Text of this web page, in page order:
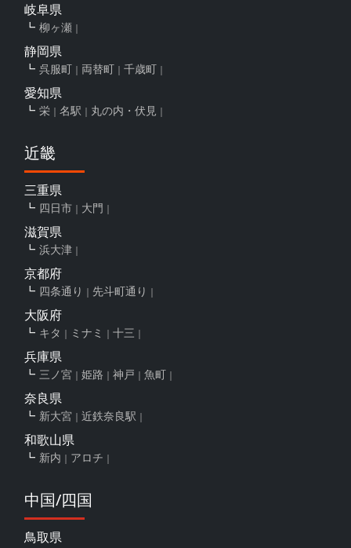
岐阜県
柳ヶ瀬
静岡県
呉服町 両替町 千歳町
愛知県
栄 名駅 丸の内・伏見
近畿
三重県
四日市 大門
滋賀県
浜大津
京都府
四条通り 先斗町通り
大阪府
キタ ミナミ 十三
兵庫県
三ノ宮 姫路 神戸 魚町
奈良県
新大宮 近鉄奈良駅
和歌山県
新内 アロチ
中国/四国
鳥取県